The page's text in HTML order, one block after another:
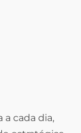
cada dia,